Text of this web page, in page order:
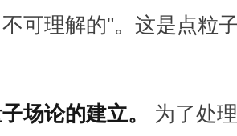
可理解的"。这是点粒
场论的建立。
为了处